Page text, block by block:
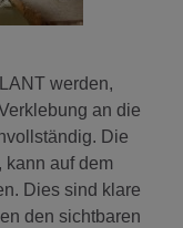
werden,
an die
Die
kann auf dem
Dies sind klare
den sichtbaren